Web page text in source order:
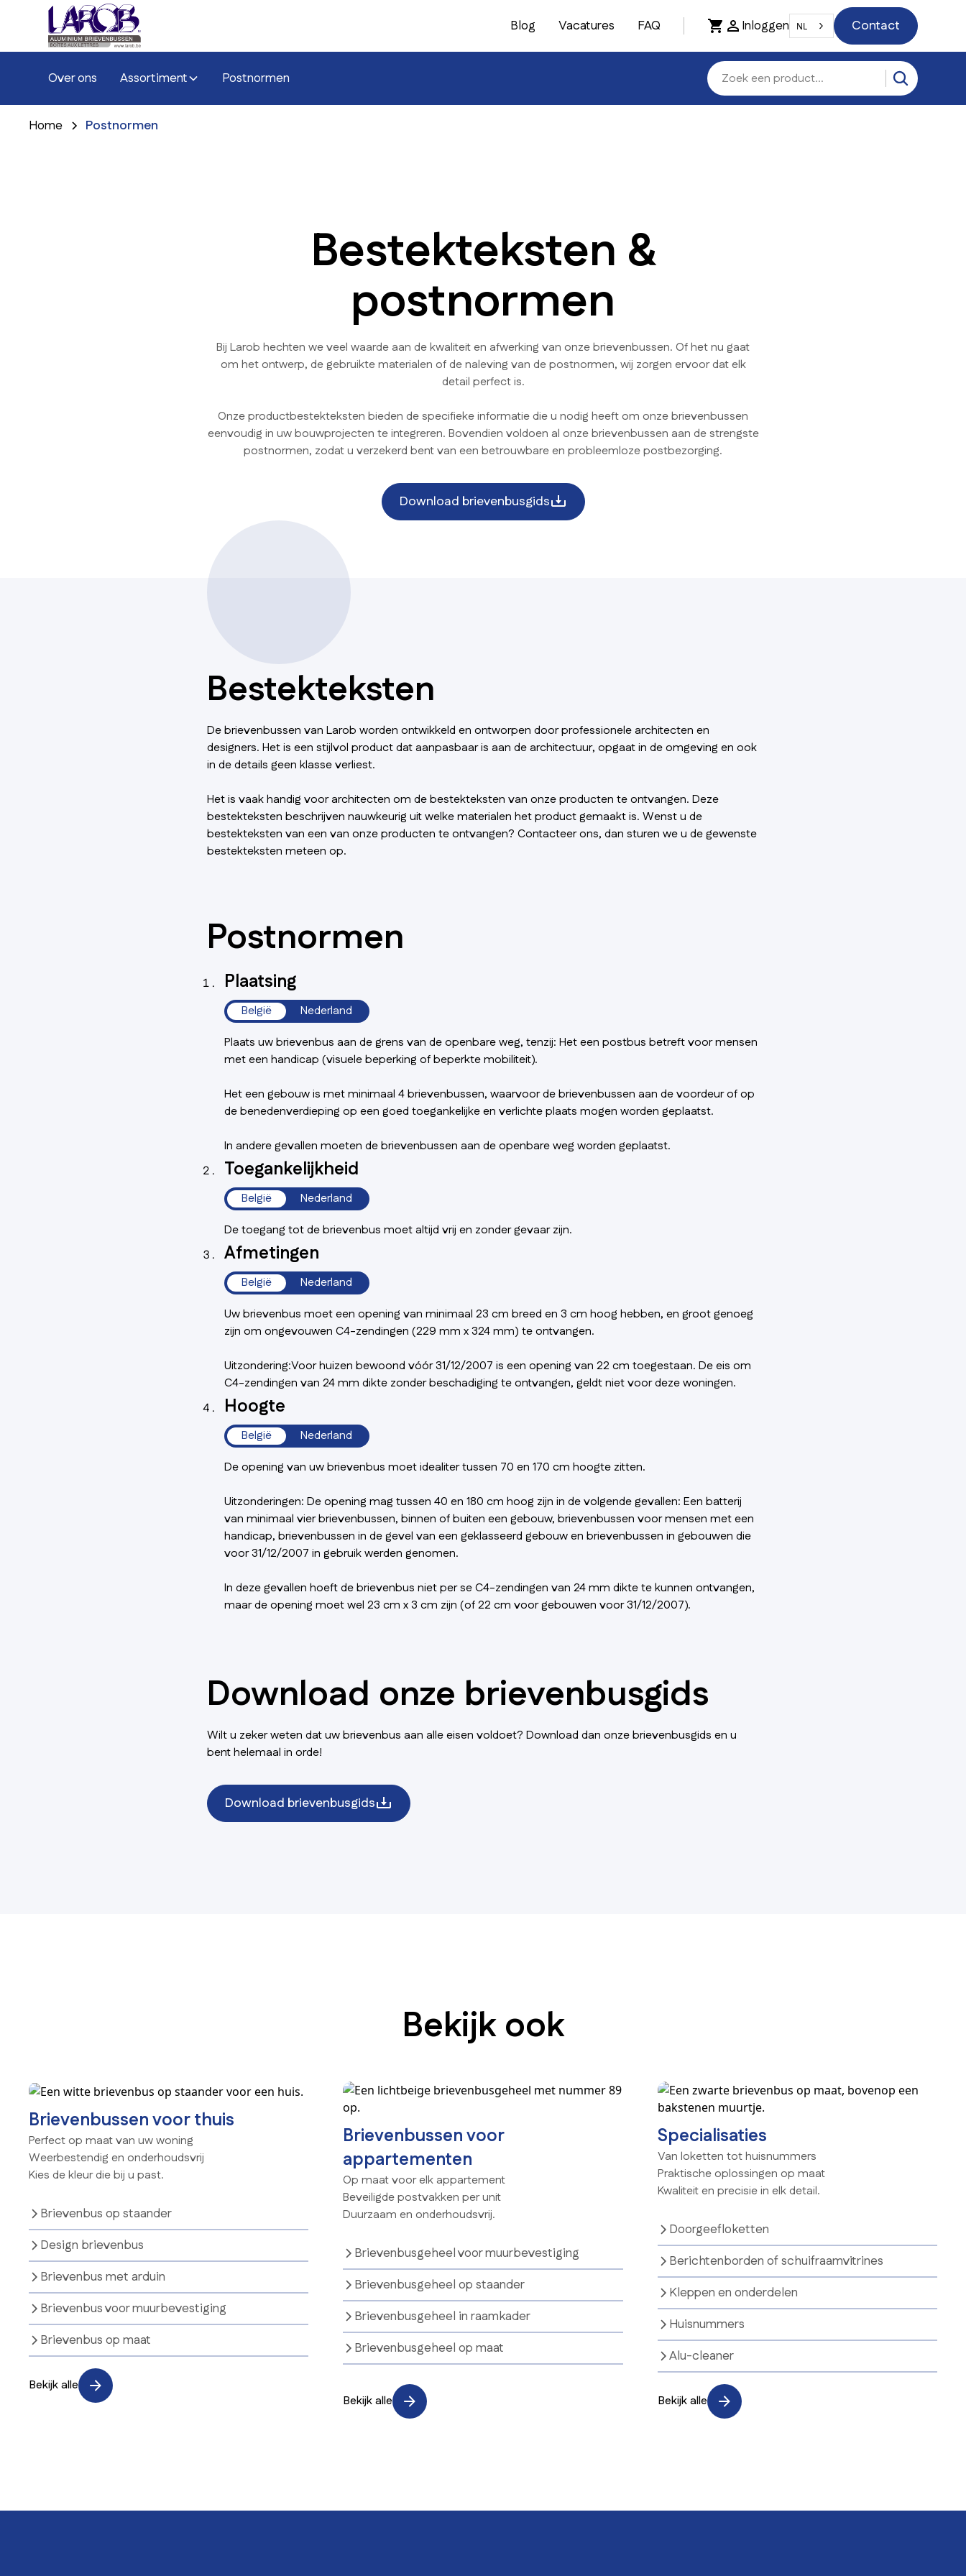
Blog Vacatures FAQ Inloggen NL Contact
Over ons Assortiment Postnormen
Home Postnormen
Bestekteksten &
postnormen
Bij Larob hechten we veel waarde aan de kwaliteit en afwerking van onze brievenbussen. Of het nu gaat
om het ontwerp, de gebruikte materialen of de naleving van de postnormen, wij zorgen ervoor dat elk
detail perfect is.
Onze productbestekteksten bieden de specifieke informatie die u nodig heeft om onze brievenbussen
eenvoudig in uw bouwprojecten te integreren. Bovendien voldoen al onze brievenbussen aan de strengste
postnormen, zodat u verzekerd bent van een betrouwbare en probleemloze postbezorging.
Download brievenbusgids
Bestekteksten
De brievenbussen van Larob worden ontwikkeld en ontworpen door professionele architecten en
designers. Het is een stijlvol product dat aanpasbaar is aan de architectuur, opgaat in de omgeving en ook
in de details geen klasse verliest.
Het is vaak handig voor architecten om de bestekteksten van onze producten te ontvangen. Deze
bestekteksten beschrijven nauwkeurig uit welke materialen het product gemaakt is. Wenst u de
bestekteksten van een van onze producten te ontvangen? Contacteer ons, dan sturen we u de gewenste
bestekteksten meteen op.
Postnormen
Plaatsing
België
Nederland
Plaats uw brievenbus aan de grens van de openbare weg, tenzij: Het een postbus betreft voor mensen
met een handicap (visuele beperking of beperkte mobiliteit).
Het een gebouw is met minimaal 4 brievenbussen, waarvoor de brievenbussen aan de voordeur of op
de benedenverdieping op een goed toegankelijke en verlichte plaats mogen worden geplaatst.
In andere gevallen moeten de brievenbussen aan de openbare weg worden geplaatst.
Toegankelijkheid
België
Nederland
De toegang tot de brievenbus moet altijd vrij en zonder gevaar zijn.
Afmetingen
België
Nederland
Uw brievenbus moet een opening van minimaal 23 cm breed en 3 cm hoog hebben, en groot genoeg
zijn om ongevouwen C4-zendingen (229 mm x 324 mm) te ontvangen.
Uitzondering:Voor huizen bewoond vóór 31/12/2007 is een opening van 22 cm toegestaan. De eis om
C4-zendingen van 24 mm dikte zonder beschadiging te ontvangen, geldt niet voor deze woningen.
Hoogte
België
Nederland
De opening van uw brievenbus moet idealiter tussen 70 en 170 cm hoogte zitten.
Uitzonderingen: De opening mag tussen 40 en 180 cm hoog zijn in de volgende gevallen: Een batterij
van minimaal vier brievenbussen, binnen of buiten een gebouw, brievenbussen voor mensen met een
handicap, brievenbussen in de gevel van een geklasseerd gebouw en brievenbussen in gebouwen die
voor 31/12/2007 in gebruik werden genomen.
In deze gevallen hoeft de brievenbus niet per se C4-zendingen van 24 mm dikte te kunnen ontvangen,
maar de opening moet wel 23 cm x 3 cm zijn (of 22 cm voor gebouwen voor 31/12/2007).
Download onze brievenbusgids
Wilt u zeker weten dat uw brievenbus aan alle eisen voldoet? Download dan onze brievenbusgids en u
bent helemaal in orde!
Download brievenbusgids
Bekijk ook
Brievenbussen voor thuis
Perfect op maat van uw woning
Weerbestendig en onderhoudsvrij
Kies de kleur die bij u past.
Brievenbus op staander
Design brievenbus
Brievenbus met arduin
Brievenbus voor muurbevestiging
Brievenbus op maat
Bekijk alle
Brievenbussen voor
appartementen
Op maat voor elk appartement
Beveiligde postvakken per unit
Duurzaam en onderhoudsvrij.
Brievenbusgeheel voor muurbevestiging
Brievenbusgeheel op staander
Brievenbusgeheel in raamkader
Brievenbusgeheel op maat
Bekijk alle
Specialisaties
Van loketten tot huisnummers
Praktische oplossingen op maat
Kwaliteit en precisie in elk detail.
Doorgeefloketten
Berichtenborden of schuifraamvitrines
Kleppen en onderdelen
Huisnummers
Alu-cleaner
Bekijk alle